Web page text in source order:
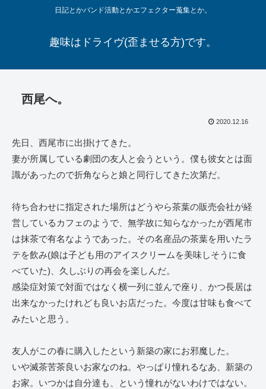
日記とかバンド活動とかエフェクター蒐集とか。
趣味はドライヴ(歪ませる方)です。
西尾へ。
2020.12.16
先日、西尾市に出掛けてきた。
妻が所属している劇団の友人と会うという。僕も彼女とは面
識があったので折角ならと娘と同行してきた次第だ。
待ち合わせに指定された場所はどうやら茶葉の販売会社が経
営しているカフェのようで、無学故に知らなかったが西尾市
は抹茶で有名なようであった。その名産品の茶葉を用いたラ
テを飲み(娘は子ども用のアイスクリームを美味しそうに食
べていた)、久しぶりの再会を楽しんだ。
感染症対策で対面ではなく横一列に並んで座り、かつ長居は
出来なかったけれども良いお店だった。今度は甘味も食べて
みたいと思う。
友人がこの春に購入したという新築の家にお邪魔した。
いや滅茶苦茶良いお家なのね。やっぱり憧れるなあ、新築の
お家。いつかは自分達も、という憧れがないわけではない。